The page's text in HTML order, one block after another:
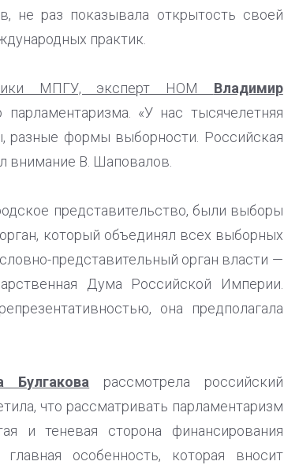
не раз показывала открытость своей
практик.
МПГУ, эксперт НОМ Владимир
«У нас тысячелетняя
разные формы выборности. Российская
внимание В. Шаповалов.
представительство, были выборы
который объединял всех выборных
представительный орган власти —
Дума Российской Империи.
она предполагала
Булгакова рассмотрела российский
что рассматривать парламентаризм
и теневая сторона финансирования
особенность, которая вносит